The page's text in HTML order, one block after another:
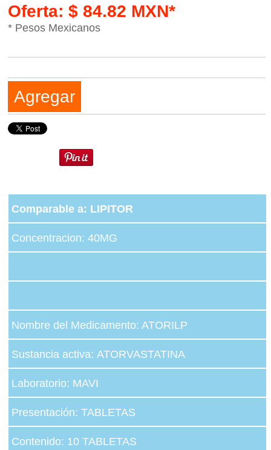
Oferta: $ 84.82 MXN*
* Pesos Mexicanos
Agregar
Comparable a: LIPITOR
Concentracion: 40MG
Nombre del Medicamento: ATORILP
Sustancia activa: ATORVASTATINA
Laboratorio: MAVI
Presentación: TABLETAS
Contenido: 10 TABLETAS